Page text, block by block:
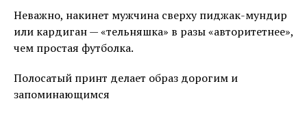
Неважно, накинет мужчина сверху пиджак-мундир
или кардиган — «тельняшка» в разы «авторитетнее»,
чем простая футболка.
Полосатый принт делает образ дорогим и
запоминающимся